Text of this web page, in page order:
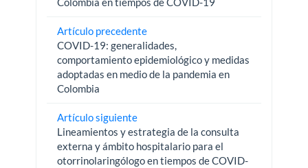
Artículo precedente
COVID-19: generalidades,
comportamiento epidemiológico y medidas
adoptadas en medio de la pandemia en
Colombia
Artículo siguiente
Lineamientos y estrategia de la consulta
externa y ámbito hospitalario para el
otorrinolaringólogo en tiempos de COVID-